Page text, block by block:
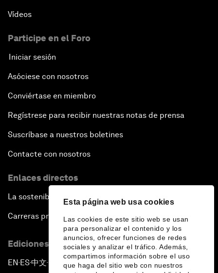
Esta página web usa cookies
Las cookies de este sitio web se usan
para personalizar el contenido y los
anuncios, ofrecer funciones de redes
sociales y analizar el tráfico. Además,
compartimos información sobre el uso
que haga del sitio web con nuestros
Vídeos
Participe en el Foro
Iniciar sesión
Asóciese con nosotros
Conviértase en miembro
Regístrese para recibir nuestras notas de prensa
Suscríbase a nuestros boletines
Contacte con nosotros
Enlaces directos
La sostenibilidad en el Foro
Carreras profesionales
Ediciones en otros idiomas
EN ▪ES▪中文▪ 日本語